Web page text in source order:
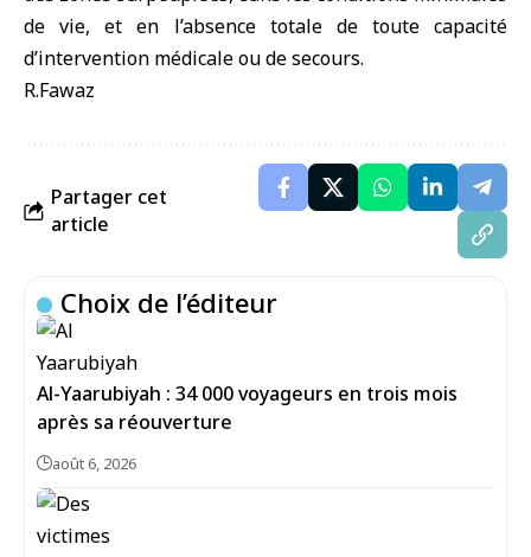
de vie, et en l’absence totale de toute capacité
d’intervention médicale ou de secours.
R.Fawaz
Partager cet
article
Choix de l’éditeur
Al-Yaarubiyah : 34 000 voyageurs en trois mois
après sa réouverture
août 6, 2026